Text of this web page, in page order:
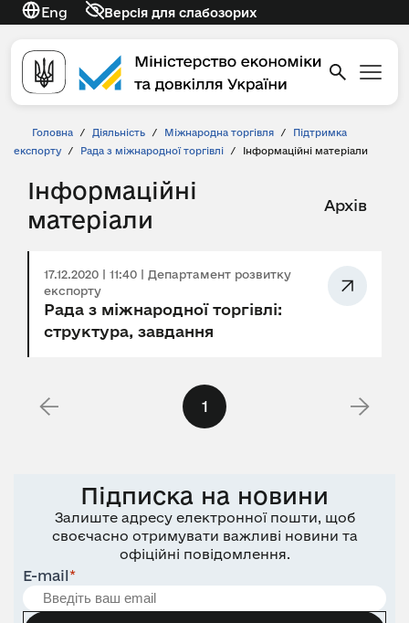
Eng Версія для слабозорих
Головна / Діяльність / Міжнародна торгівля /
Підтримка
експорту
/ Рада з міжнародної торгівлі / Інформаційні матеріали
Інформаційні
матеріали
Архів
17.12.2020 | 11:40 | Департамент розвитку
експорту
Рада з міжнародної торгівлі:
структура, завдання
1
Підписка на новини
Залиште адресу електронної пошти, щоб
своєчасно отримувати важливі новини та
офіційні повідомлення.
E-mail*